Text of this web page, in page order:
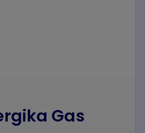
Gas